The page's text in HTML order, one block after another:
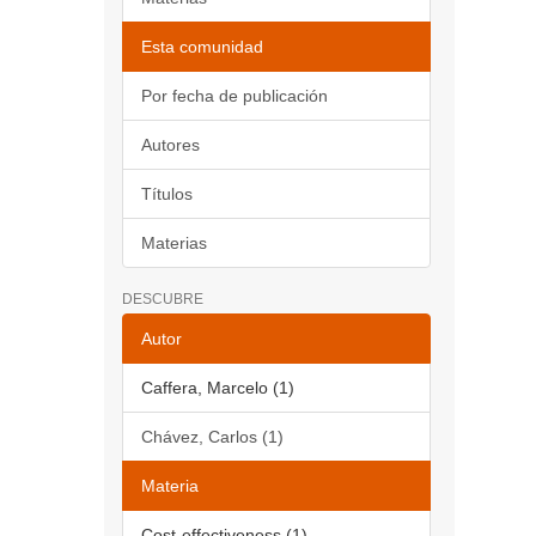
Esta comunidad
Por fecha de publicación
Autores
Títulos
Materias
DESCUBRE
Autor
Caffera, Marcelo (1)
Chávez, Carlos (1)
Materia